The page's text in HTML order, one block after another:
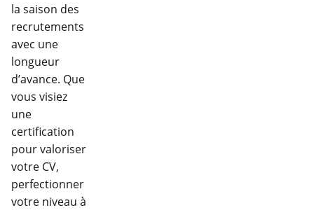
la saison des
recrutements
avec une
longueur
d’avance. Que
vous visiez
une
certification
pour valoriser
votre CV,
perfectionner
votre niveau à